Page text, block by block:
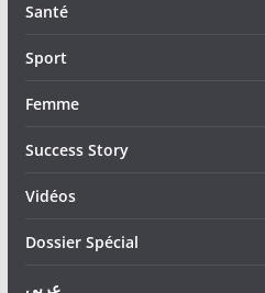
Santé
Sport
Femme
Success Story
Vidéos
Dossier Spécial
عربي